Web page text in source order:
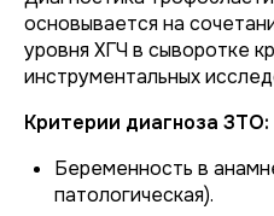
основывается на
уровня ХГЧ в сыворотке
инструментальных
Критерии диагноза ЗТО:
Беременность в
патологическая).